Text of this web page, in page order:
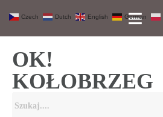
OK!
KOŁOBRZEG
Czech Dutch English German